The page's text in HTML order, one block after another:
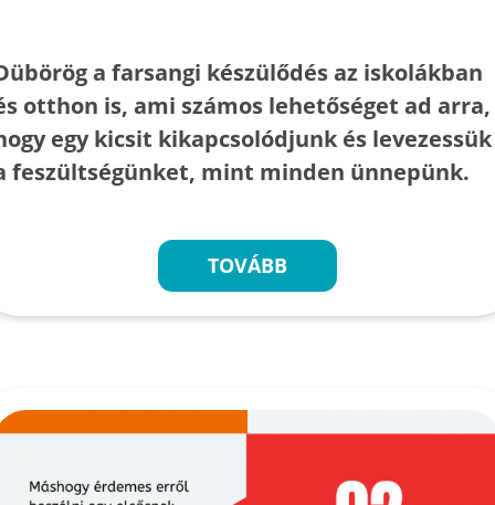
a farsangi készülődés az iskolákban
otthon is, ami számos lehetőséget ad arra,
egy kicsit kikapcsolódjunk és levezessük
feszültségünket, mint minden ünnepünk.
TOVÁBB